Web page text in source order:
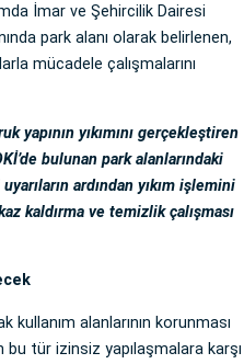
İmar ve Şehircilik Dairesi
park alanı olarak belirlenen,
mücadele çalışmalarını
yapının yıkımını gerçekleştiren
bulunan park alanlarındaki
ardından yıkım işlemini
kaldırma ve temizlik çalışması
kullanım alanlarının korunması
tür izinsiz yapılaşmalara karşı